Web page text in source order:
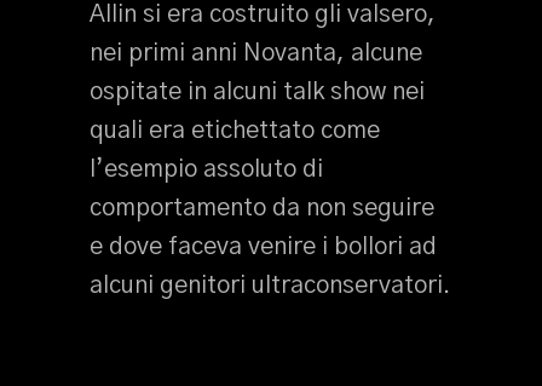
Allin si era costruito gli valsero,
nei primi anni Novanta, alcune
ospitate in alcuni talk show nei
quali era etichettato come
l’esempio assoluto di
comportamento da non seguire
e dove faceva venire i bollori ad
alcuni genitori ultraconservatori.